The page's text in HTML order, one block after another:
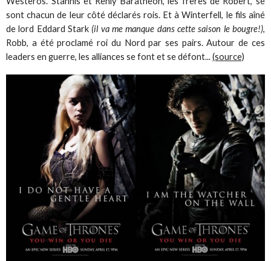
sont chacun de leur côté déclarés rois. Et à Winterfell, le fils aîné
de lord Eddard Stark (il va me manque dans cette saison le bougre!),
Robb, a été proclamé roi du Nord par ses pairs. Autour de ces
leaders en guerre, les alliances se font et se défont...(source)